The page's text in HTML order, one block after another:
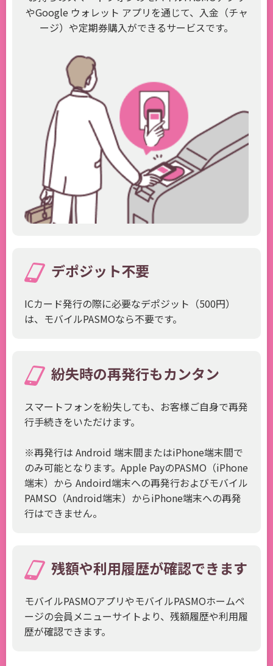
やGoogle ウォレット アプリを通じて、入金（チャ
ージ）や定期券購入ができるサービスです。
デポジット不要
ICカード発行の際に必要なデポジット（500円）
は、モバイルPASMOなら不要です。
紛失時の再発行もカンタン
スマートフォンを紛失しても、お客様ご自身で再発
行手続きをいただけます。
※再発行は Android 端末間またはiPhone端末間で
のみ可能となります。Apple PayのPASMO（iPhone
端末）から Andoird端末への再発行およびモバイル
PAMSO（Android端末）からiPhone端末への再発
行はできません。
残額や利用履歴が確認できます
モバイルPASMOアプリやモバイルPASMOホームペ
ージの会員メニューサイトより、残額履歴や利用履
歴が確認できます。